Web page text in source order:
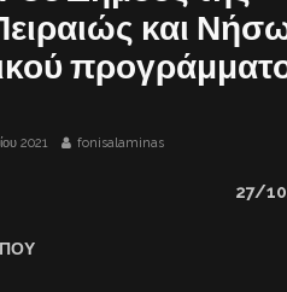
και
2021 fonisalaminas
27/